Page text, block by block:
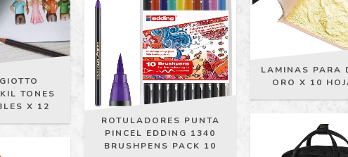
TONES
X 12
ROTULADORES PUNTA
PINCEL EDDING 1340
BRUSHPENS PACK 10
LAMINAS PARA
ORO X 10